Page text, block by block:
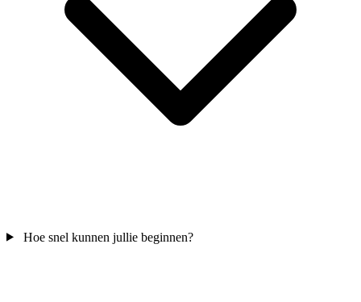
Hoe snel kunnen jullie beginnen?